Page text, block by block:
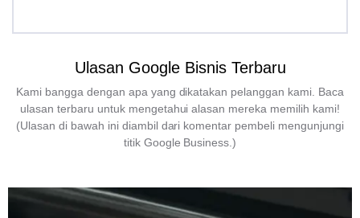
Ulasan Google Bisnis Terbaru
Kami bangga dengan apa yang dikatakan pelanggan kami. Baca
ulasan terbaru untuk mengetahui alasan mereka memilih kami!
(Ulasan di bawah ini diambil dari komentar pembeli mengunjungi
titik Google Business.)